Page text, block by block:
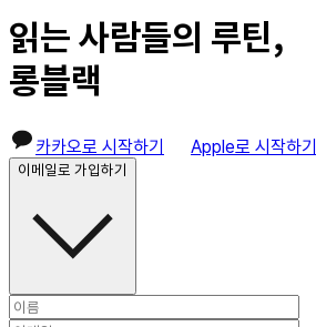
읽는 사람들의 루틴,
롱블랙
카카오로 시작하기 Apple로 시작하기
이메일로 가입하기